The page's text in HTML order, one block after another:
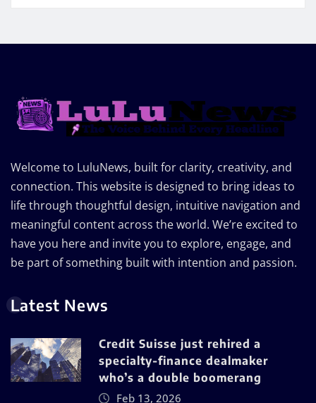
Welcome to LuluNews, built for clarity, creativity, and
connection. This website is designed to bring ideas to
life through thoughtful design, intuitive navigation and
meaningful content across the world. We’re excited to
have you here and invite you to explore, engage, and
be part of something built with intention and passion.
Latest News
Credit Suisse just rehired a
specialty-finance dealmaker
who’s a double boomerang
Feb 13, 2026